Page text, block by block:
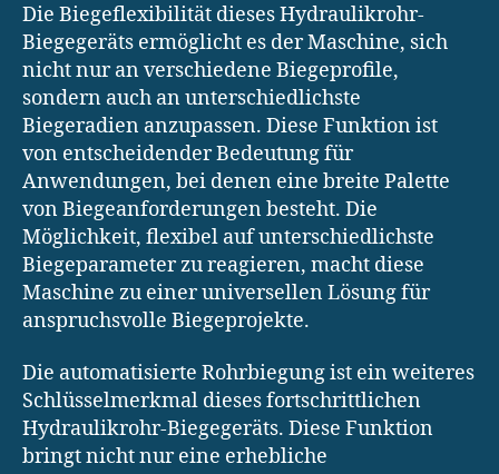
Die Biegeflexibilität dieses Hydraulikrohr-
Biegegeräts ermöglicht es der Maschine, sich
nicht nur an verschiedene Biegeprofile,
sondern auch an unterschiedlichste
Biegeradien anzupassen. Diese Funktion ist
von entscheidender Bedeutung für
Anwendungen, bei denen eine breite Palette
von Biegeanforderungen besteht. Die
Möglichkeit, flexibel auf unterschiedlichste
Biegeparameter zu reagieren, macht diese
Maschine zu einer universellen Lösung für
anspruchsvolle Biegeprojekte.
Die automatisierte Rohrbiegung ist ein weiteres
Schlüsselmerkmal dieses fortschrittlichen
Hydraulikrohr-Biegegeräts. Diese Funktion
bringt nicht nur eine erhebliche